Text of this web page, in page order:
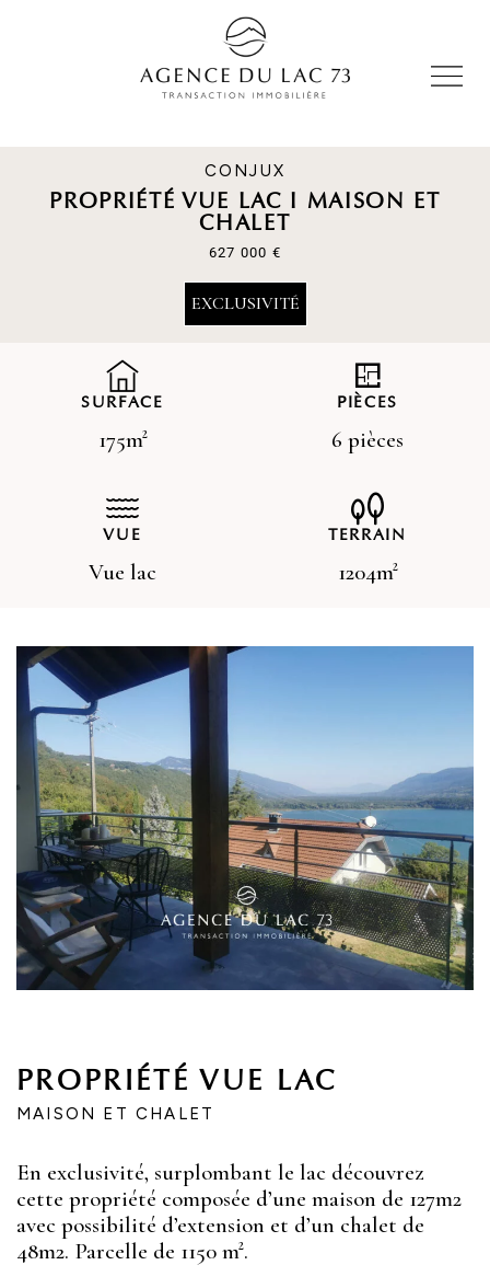
CONJUX
PROPRIÉTÉ VUE LAC I MAISON ET
CHALET
627 000 €
EXCLUSIVITÉ
SURFACE
175m²
PIÈCES
6 pièces
VUE
Vue lac
TERRAIN
1204m²
PROPRIÉTÉ VUE LAC
MAISON ET CHALET
En exclusivité, surplombant le lac découvrez
cette propriété composée d’une maison de 127m2
avec possibilité d’extension et d’un chalet de
48m2. Parcelle de 1150 m².